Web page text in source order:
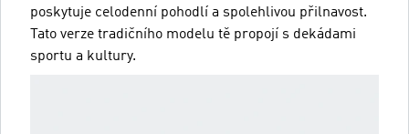
poskytuje celodenní pohodlí a spolehlivou přilnavost.
Tato verze tradičního modelu tě propojí s dekádami
sportu a kultury.